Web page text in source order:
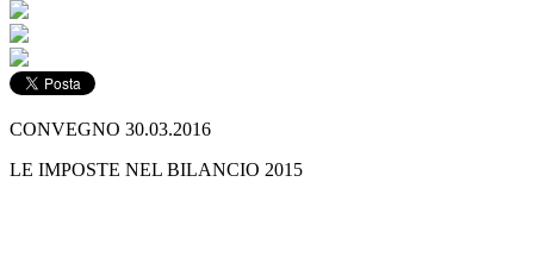
CONVEGNO 30.03.2016
LE IMPOSTE NEL BILANCIO 2015